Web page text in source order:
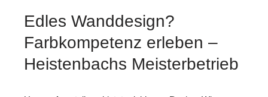
Edles Wanddesign?
Farbkompetenz erleben –
Heistenbachs Meisterbetrieb